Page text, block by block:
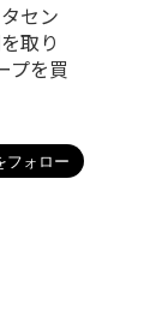
セン
取り
プを買